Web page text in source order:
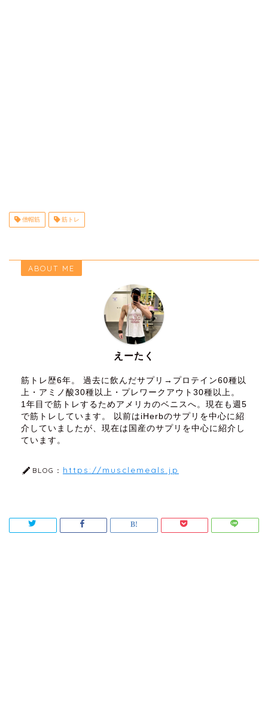
僧帽筋 筋トレ
ABOUT ME
えーたく
筋トレ歴6年。 過去に飲んだサプリ→プロテイン60種以
上・アミノ酸30種以上・プレワークアウト30種以上。
1年目で筋トレするためアメリカのベニスへ。現在も週5
で筋トレしています。 以前はiHerbのサプリを中心に紹
介していましたが、現在は国産のサプリを中心に紹介し
ています。
BLOG： https://musclemeals.jp